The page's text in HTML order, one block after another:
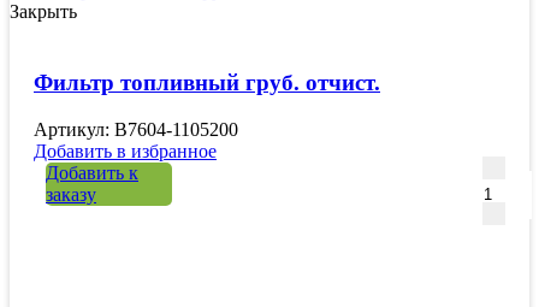
Закрыть
Фильтр топливный груб. отчист.
Артикул: B7604-1105200
Добавить в избранное
Добавить к
заказу